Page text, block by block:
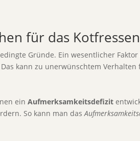
für das Kotfressen
Gründe. Ein wesentlicher Faktor
kann zu unerwünschtem
ein Aufmerksamkeitsdefizit
So kann man das